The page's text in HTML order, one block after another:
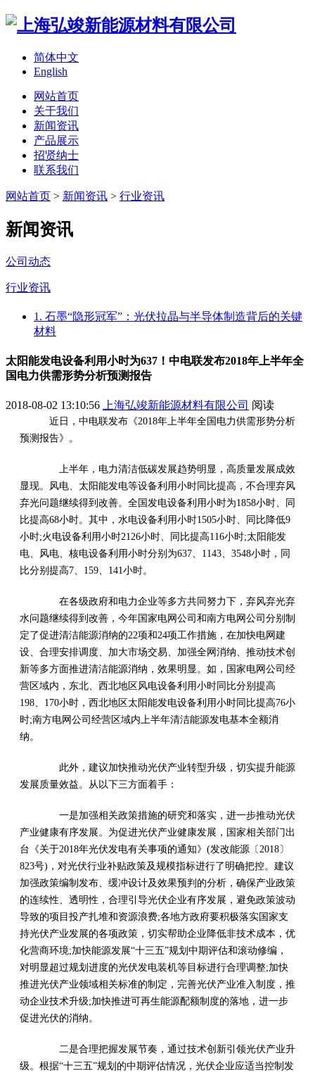
简体中文
English
网站首页
关于我们
新闻资讯
产品展示
招贤纳士
联系我们
网站首页 > 新闻资讯 > 行业资讯
新闻资讯
公司动态
行业资讯
1. 石墨“隐形冠军”：光伏拉晶与半导体制造背后的关键
材料
太阳能发电设备利用小时为637！中电联发布2018年上半年全
国电力供需形势分析预测报告
2018-08-02 13:10:56 上海弘竣新能源材料有限公司 阅读
近日，中电联发布《2018年上半年全国电力供需形势分析
预测报告》。
上半年，电力清洁低碳发展趋势明显，高质量发展成效
显现。风电、太阳能发电等设备利用小时同比提高，不合理弃风
弃光问题继续得到改善。全国发电设备利用小时为1858小时、同
比提高68小时。其中，水电设备利用小时1505小时、同比降低9
小时;火电设备利用小时2126小时、同比提高116小时;太阳能发
电、风电、核电设备利用小时分别为637、1143、3548小时，同
比分别提高7、159、141小时。
在各级政府和电力企业等多方共同努力下，弃风弃光弃
水问题继续得到改善，今年国家电网公司和南方电网公司分别制
定了促进清洁能源消纳的22项和24项工作措施，在加快电网建
设、合理安排调度、加大市场交易、加强全网消纳、推动技术创
新等多方面推进清洁能源消纳，效果明显。如，国家电网公司经
营区域内，东北、西北地区风电设备利用小时同比分别提高
198、170小时，西北地区太阳能发电设备利用小时同比提高76小
时;南方电网公司经营区域内上半年清洁能源发电基本全额消
纳。
此外，建议加快推动光伏产业转型升级，切实提升能源
发展质量效益。从以下三方面着手：
一是加强相关政策措施的研究和落实，进一步推动光伏
产业健康有序发展。为促进光伏产业健康发展，国家相关部门出
台《关于2018年光伏发电有关事项的通知》(发改能源〔2018〕
823号)，对光伏行业补贴政策及规模指标进行了明确把控。建议
加强政策编制发布、缓冲设计及效果预判的分析，确保产业政策
的连续性、透明性，合理引导光伏企业有序发展，避免政策波动
导致的项目投产扎堆和资源浪费;各地方政府要积极落实国家支
持光伏产业发展的各项政策，切实帮助企业降低非技术成本，优
化营商环境;加快能源发展“十三五”规划中期评估和滚动修编，
对明显超过规划进度的光伏发电装机等目标进行合理调整;加快
推进光伏产业领域相关标准的制定，完善光伏产业准入制度，推
动企业技术升级;加快推进可再生能源配额制度的落地，进一步
促进光伏的消纳。
二是合理把握发展节奏，通过技术创新引领光伏产业升
级。根据“十三五”规划的中期评估情况，光伏企业应适当控制发